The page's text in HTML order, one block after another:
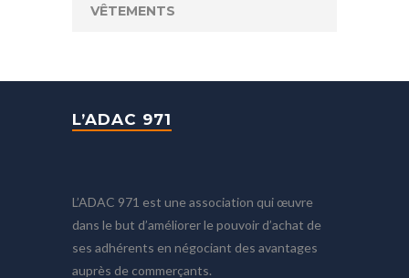
VÊTEMENTS
L’ADAC 971
L’ADAC 971 est une association qui œuvre
dans le but d’améliorer le pouvoir d’achat de
ses adhérents en négociant des avantages
auprès de commerçants.